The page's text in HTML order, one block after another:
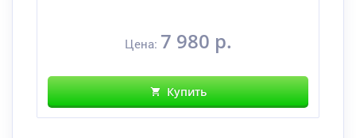
Цена: 7 980 р.
Купить